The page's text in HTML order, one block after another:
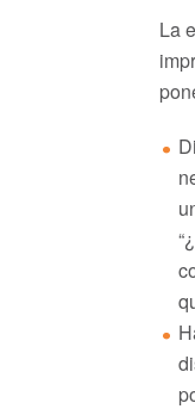
La